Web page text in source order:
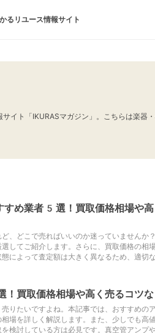
るリユース情報サイト
イト「IKURASマガジン」。こちらは楽器
すめ業者5選！買取価格相場や
、どこで売ればいいのか迷っていませんか
してご紹介します。さらに、買取価格の相
によって査定額は大きく異なるため、適切
買取価格相場や高く売るコツ
りたいですよね。本記事では、おすすめの
場を詳しく解説します。また、少しでも高
検討している方は必見です。真空管アンプ